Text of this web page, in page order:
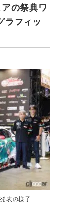
の祭典ワ
ラフィッ
表の様子